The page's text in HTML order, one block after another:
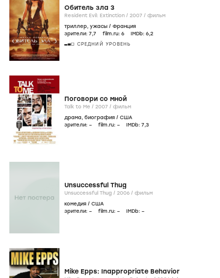
Обитель зла 3
Resident Evil: Extinction / 2007 / фильм
триллер, ужасы / Франция
зрители: 7,7 film.ru: 6 IMDb: 6,2
СРЕДНИЙ УРОВЕНЬ
Поговори со мной
Talk to Me / 2007 / фильм
драма, биография / США
зрители: – film.ru: – IMDb: 7,3
Unsuccessful Thug
Unsuccessful Thug / 2006 / фильм
комедия / США
зрители: – film.ru: – IMDb: –
Mike Epps: Inappropriate Behavior